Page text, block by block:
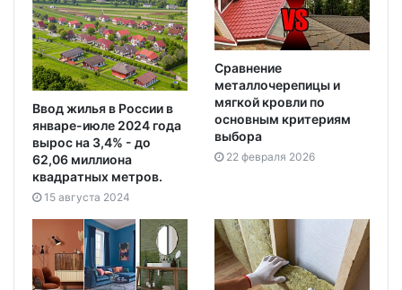
Ввод жилья в России в
январе-июле 2024 года
вырос на 3,4% - до
62,06 миллиона
квадратных метров.
15 августа 2024
Сравнение
металлочерепицы и
мягкой кровли по
основным критериям
выбора
22 февраля 2026